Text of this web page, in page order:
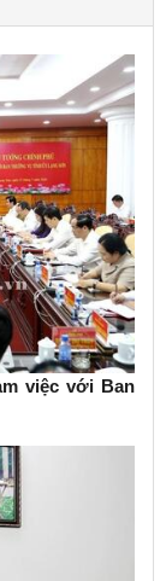
việc với Ban